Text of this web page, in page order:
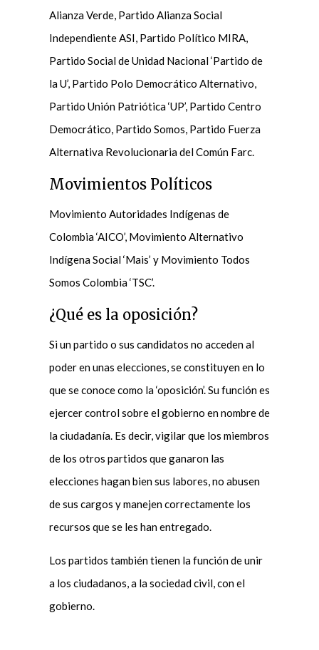
Alianza Verde, Partido Alianza Social
Independiente ASI, Partido Político MIRA,
Partido Social de Unidad Nacional ‘Partido de
la U’, Partido Polo Democrático Alternativo,
Partido Unión Patriótica ‘UP’, Partido Centro
Democrático, Partido Somos, Partido Fuerza
Alternativa Revolucionaria del Común Farc.
Movimientos Políticos
Movimiento Autoridades Indígenas de
Colombia ‘AICO’, Movimiento Alternativo
Indígena Social ‘Mais’ y Movimiento Todos
Somos Colombia ‘TSC’.
¿Qué es la oposición?
Si un partido o sus candidatos no acceden al
poder en unas elecciones, se constituyen en lo
que se conoce como la ‘oposición’. Su función es
ejercer control sobre el gobierno en nombre de
la ciudadanía. Es decir, vigilar que los miembros
de los otros partidos que ganaron las
elecciones hagan bien sus labores, no abusen
de sus cargos y manejen correctamente los
recursos que se les han entregado.
Los partidos también tienen la función de unir
a los ciudadanos, a la sociedad civil, con el
gobierno.